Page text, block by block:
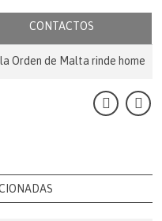
CONTACTOS
Orden de Malta rinde